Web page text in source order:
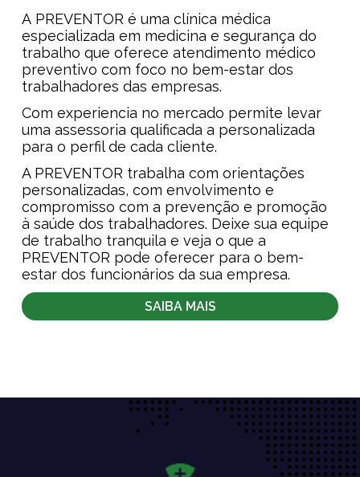
A PREVENTOR é uma clínica médica
especializada em medicina e segurança do
trabalho que oferece atendimento médico
preventivo com foco no bem-estar dos
trabalhadores das empresas.
Com experiencia no mercado permite levar
uma assessoria qualificada a personalizada
para o perfil de cada cliente.
A PREVENTOR trabalha com orientações
personalizadas, com envolvimento e
compromisso com a prevenção e promoção
à saúde dos trabalhadores. Deixe sua equipe
de trabalho tranquila e veja o que a
PREVENTOR pode oferecer para o bem-
estar dos funcionários da sua empresa.
SAIBA MAIS